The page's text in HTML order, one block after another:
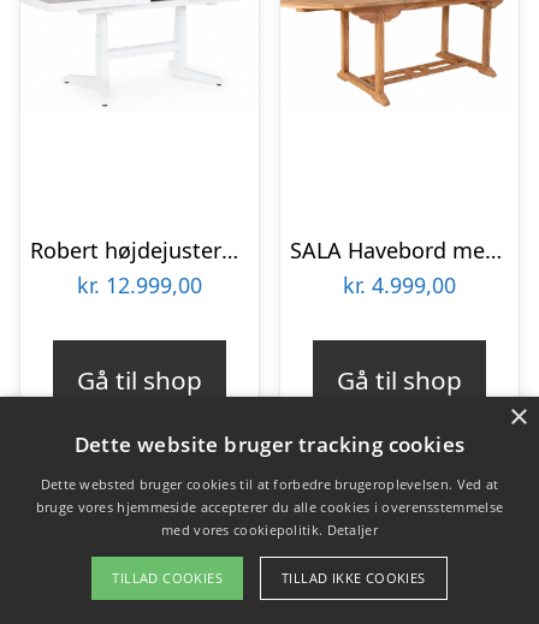
Robert højdejusterbart havebord med udtræk i aluminium og keramik H53 – 75 x B143 – 183 x 88 cm – Hvid/Gråbrun
kr. 12.999,00
Gå til shop
SALA Havebord med udtræk i teaktræ H75 x B180 – 240 x D90 cm – Teak
kr. 4.999,00
Gå til shop
×
Dette website bruger tracking cookies
Dette websted bruger cookies til at forbedre brugeroplevelsen. Ved at
bruge vores hjemmeside accepterer du alle cookies i overensstemmelse
med vores cookiepolitik. Detaljer
TILLAD COOKIES TILLAD IKKE COOKIES